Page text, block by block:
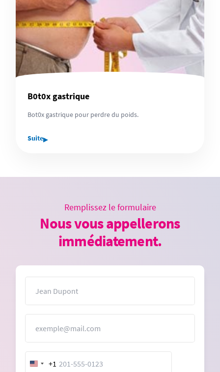
B0t0x gastrique
Bot0x gastrique pour perdre du poids.
Suite▸
Remplissez le formulaire
Nous vous appellerons
immédiatement.
United
+1